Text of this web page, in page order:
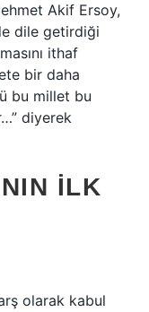
Akif Ersoy,
dile getirdiği
ithaf
bir daha
bu millet bu
diyerek
ILK
olarak kabul